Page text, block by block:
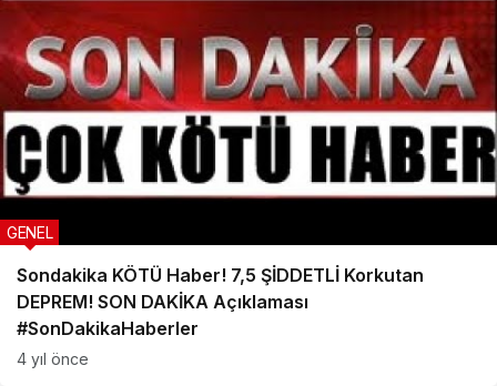
Sondakika KÖTÜ Haber! 7,5 ŞİDDETLİ Korkutan
DEPREM! SON DAKİKA Açıklaması
#SonDakikaHaberler
GENEL
4 yıl önce